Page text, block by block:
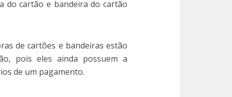
do cartão e bandeira do cartão
de cartões e bandeiras estão
pois eles ainda possuem a
de um pagamento.